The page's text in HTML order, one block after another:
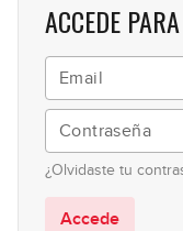
09:45
ACCEDE
¿Olvidaste tu
Accede